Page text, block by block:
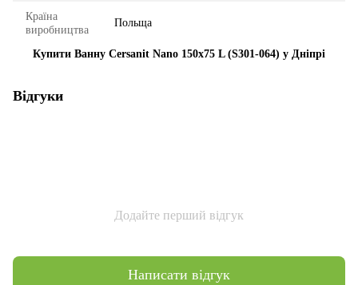
Країна
виробництва
Польща
Купити Ванну Cersanit Nano 150x75 L (S301-064) у Дніпрі
Відгуки
Додайте перший відгук
Написати відгук